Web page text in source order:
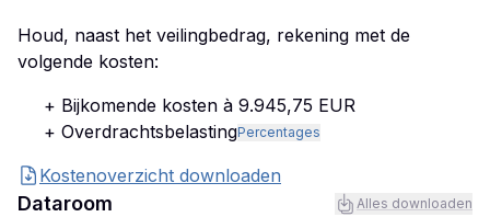
Houd, naast het veilingbedrag, rekening met de
volgende kosten:
+ Bijkomende kosten à 9.945,75 EUR
+ OverdrachtsbelastingPercentages
Kostenoverzicht downloaden
Dataroom Alles downloaden